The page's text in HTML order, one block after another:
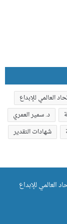
العالمي للإبداع
د. سمير العمري
شهادات التقدير
العالمي للإبداع